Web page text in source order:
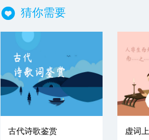
猜你需要
古代诗歌鉴赏 虚词上